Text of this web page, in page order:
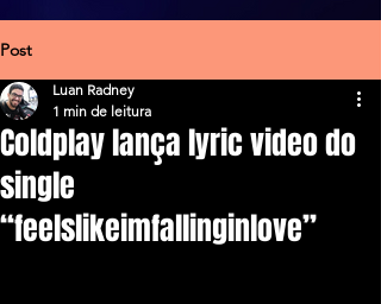
Post
Coldplay lança lyric video do
single
“feelslikeimfallinginlove”
Luan Radney
1 min de leitura